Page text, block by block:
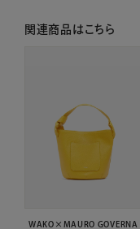
関連商品はこちら
WAKO×MAURO GOVERNA